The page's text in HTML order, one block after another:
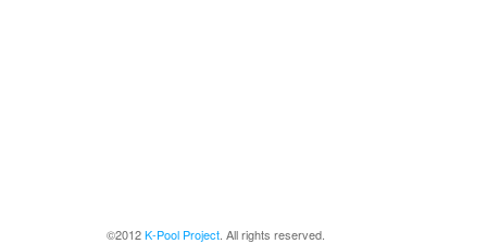
©2012K-Pool Project . All rights reserved.